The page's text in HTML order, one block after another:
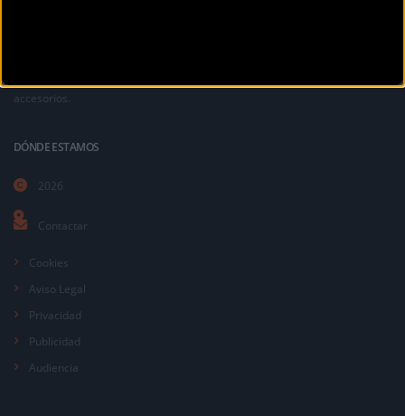
accesorios.
DÓNDE ESTAMOS
2026
Contactar
Cookies
Aviso Legal
Privacidad
Publicidad
Audiencia